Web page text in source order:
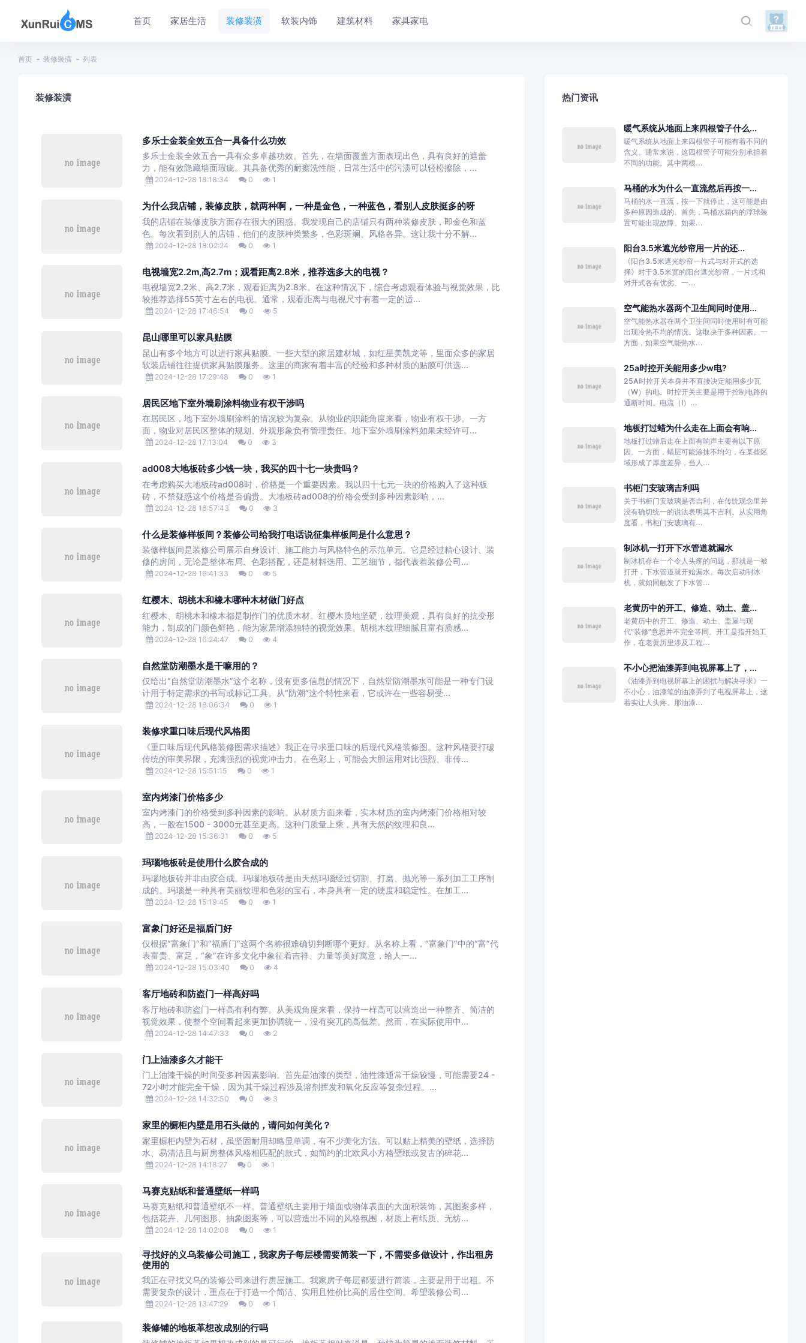
首页 家居生活 装修装潢 软装内饰 建筑材料 家具家电
首页 装修装潢 列表
装修装潢
多乐士金装全效五合一具备什么功效
多乐士金装全效五合一具有众多卓越功效。首先，在墙面覆盖方面表现出色，具有良好的遮盖
力，能有效隐藏墙面瑕疵。其具备优秀的耐擦洗性能，日常生活中的污渍可以轻松擦除，...
2024-12-28 18:18:34 0 1
为什么我店铺，装修皮肤，就两种啊，一种是金色，一种蓝色，看别人皮肤挺多的呀
我的店铺在装修皮肤方面存在很大的困惑。我发现自己的店铺只有两种装修皮肤，即金色和蓝
色。每次看到别人的店铺，他们的皮肤种类繁多，色彩斑斓、风格各异。这让我十分不解...
2024-12-28 18:02:24 0 1
电视墙宽2.2m,高2.7m；观看距离2.8米，推荐选多大的电视？
电视墙宽2.2米、高2.7米，观看距离为2.8米。在这种情况下，综合考虑观看体验与视觉效果，比
较推荐选择55英寸左右的电视。通常，观看距离与电视尺寸有着一定的适...
2024-12-28 17:46:54 0 5
昆山哪里可以家具贴膜
昆山有多个地方可以进行家具贴膜。一些大型的家居建材城，如红星美凯龙等，里面众多的家居
软装店铺往往提供家具贴膜服务。这里的商家有着丰富的经验和多种材质的贴膜可供选...
2024-12-28 17:29:48 0 1
居民区地下室外墙刷涂料物业有权干涉吗
在居民区，地下室外墙刷涂料的情况较为复杂。从物业的职能角度来看，物业有权干涉。一方
面，物业对居民区整体的规划、外观形象负有管理责任。地下室外墙刷涂料如果未经许可...
2024-12-28 17:13:04 0 3
ad008大地板砖多少钱一块，我买的四十七一块贵吗？
在考虑购买大地板砖ad008时，价格是一个重要因素。我以四十七元一块的价格购入了这种板
砖，不禁疑惑这个价格是否偏贵。大地板砖ad008的价格会受到多种因素影响，...
2024-12-28 16:57:43 0 3
什么是装修样板间？装修公司给我打电话说征集样板间是什么意思？
装修样板间是装修公司展示自身设计、施工能力与风格特色的示范单元。它是经过精心设计、装
修的房间，无论是整体布局、色彩搭配，还是材料选用、工艺细节，都代表着装修公司...
2024-12-28 16:41:33 0 5
红樱木、胡桃木和橡木哪种木材做门好点
红樱木、胡桃木和橡木都是制作门的优质木材。红樱木质地坚硬，纹理美观，具有良好的抗变形
能力，制成的门颜色鲜艳，能为家居增添独特的视觉效果。胡桃木纹理细腻且富有质感...
2024-12-28 16:24:47 0 4
自然堂防潮墨水是干嘛用的？
仅给出“自然堂防潮墨水”这个名称，没有更多信息的情况下，自然堂防潮墨水可能是一种专门设
计用于特定需求的书写或标记工具。从“防潮”这个特性来看，它或许在一些容易受...
2024-12-28 16:06:34 0 1
装修求重口味后现代风格图
《重口味后现代风格装修图需求描述》我正在寻求重口味的后现代风格装修图。这种风格要打破
传统的审美界限，充满强烈的视觉冲击力。在色彩上，可能会大胆运用对比强烈、非传...
2024-12-28 15:51:15 0 1
室内烤漆门价格多少
室内烤漆门的价格受到多种因素的影响。从材质方面来看，实木材质的室内烤漆门价格相对较
高，一般在1500 - 3000元甚至更高。这种门质量上乘，具有天然的纹理和良...
2024-12-28 15:36:31 0 5
玛瑙地板砖是使用什么胶合成的
玛瑙地板砖并非由胶合成。玛瑙地板砖是由天然玛瑙经过切割、打磨、抛光等一系列加工工序制
成的。玛瑙是一种具有美丽纹理和色彩的宝石，本身具有一定的硬度和稳定性。在加工...
2024-12-28 15:19:45 0 1
富象门好还是福盾门好
仅根据“富象门”和“福盾门”这两个名称很难确切判断哪个更好。从名称上看，“富象门”中的“富”代
表富贵、富足，“象”在许多文化中象征着吉祥、力量等美好寓意，给人一...
2024-12-28 15:03:40 0 4
客厅地砖和防盗门一样高好吗
客厅地砖和防盗门一样高有利有弊。从美观角度来看，保持一样高可以营造出一种整齐、简洁的
视觉效果，使整个空间看起来更加协调统一，没有突兀的高低差。然而，在实际使用中...
2024-12-28 14:47:33 0 2
门上油漆多久才能干
门上油漆干燥的时间受多种因素影响。首先是油漆的类型，油性漆通常干燥较慢，可能需要24 -
72小时才能完全干燥，因为其干燥过程涉及溶剂挥发和氧化反应等复杂过程。...
2024-12-28 14:32:50 0 3
家里的橱柜内壁是用石头做的，请问如何美化？
家里橱柜内壁为石材，虽坚固耐用却略显单调，有不少美化方法。可以贴上精美的壁纸，选择防
水、易清洁且与厨房整体风格相匹配的款式，如简约的北欧风小方格壁纸或复古的碎花...
2024-12-28 14:18:27 0 1
马赛克贴纸和普通壁纸一样吗
马赛克贴纸和普通壁纸不一样。普通壁纸主要用于墙面或物体表面的大面积装饰，其图案多样，
包括花卉、几何图形、抽象图案等，可以营造出不同的风格氛围，材质上有纸质、无纺...
2024-12-28 14:02:08 0 1
寻找好的义乌装修公司施工，我家房子每层楼需要简装一下，不需要多做设计，作出租房
使用的
我正在寻找义乌的装修公司来进行房屋施工。我家房子每层都要进行简装，主要是用于出租。不
需要复杂的设计，重点在于打造一个简洁、实用且性价比高的居住空间。希望装修公司...
2024-12-28 13:47:29 0 1
装修铺的地板革想改成别的行吗
热门资讯
暖气系统从地面上来四根管子什么...
暖气系统从地面上来四根管子可能有着不同的
含义。通常来说，这四根管子可能分别承担着
不同的功能。其中两根...
马桶的水为什么一直流然后再按一...
马桶的水一直流，按一下就停止，这可能是由
多种原因造成的。首先，马桶水箱内的浮球装
置可能出现故障。如果...
阳台3.5米遮光纱帘用一片的还...
《阳台3.5米遮光纱帘一片式与对开式的选
择》对于3.5米宽的阳台遮光纱帘，一片式和
对开式各有优劣。一...
空气能热水器两个卫生间同时使用...
空气能热水器在两个卫生间同时使用时有可能
出现冷热不均的情况。这取决于多种因素。一
方面，如果空气能热水...
25a时控开关能用多少w电?
25A时控开关本身并不直接决定能用多少瓦
（W）的电。时控开关主要是用于控制电路的
通断时间。电流（I）...
地板打过蜡为什么走在上面会有响...
地板打过蜡后走在上面有响声主要有以下原
因。一方面，蜡层可能涂抹不均匀，在某些区
域形成了厚度差异，当人...
书柜门安玻璃吉利吗
关于书柜门安玻璃是否吉利，在传统观念里并
没有确切统一的说法表明其不吉利。从实用角
度看，书柜门安玻璃有...
制冰机一打开下水管道就漏水
制冰机存在一个令人头疼的问题，那就是一被
打开，下水管道就开始漏水。每次启动制冰
机，就如同触发了下水管...
老黄历中的开工、修造、动土、盖...
老黄历中的开工、修造、动土、盖屋与现
代“装修”意思并不完全等同。开工是指开始工
作，在老黄历里涉及工程...
不小心把油漆弄到电视屏幕上了，...
《油漆弄到电视屏幕上的困扰与解决寻求》一
不小心，油漆笔的油漆弄到了电视屏幕上，这
着实让人头疼。那油漆...